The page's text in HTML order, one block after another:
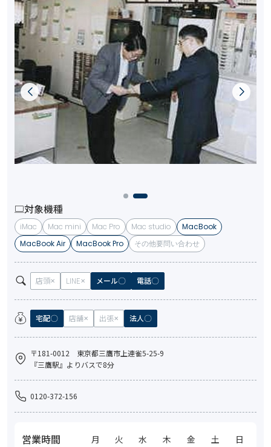
対象機種
iMac Mac mini Mac Pro Mac studio
MacBook
MacBook Air
MacBook Pro その他要問い合わせ
店頭 LINE メール 電話
宅配 店舗 出張 法人
〒181-0012 東京都三鷹市上連雀5-25-9
『三鷹駅』よりバスで8分
0120-372-156
営業時間 月 火 水 木 金 土
日